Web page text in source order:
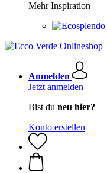
Mehr Inspiration
Anmelden
Jetzt anmelden
Bist du neu hier?
Konto erstellen